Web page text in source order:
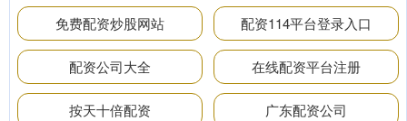
免费配资炒股网站 配资114平台登录入口
配资公司大全 在线配资平台注册
按天十倍配资 广东配资公司